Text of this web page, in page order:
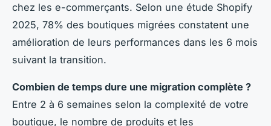
chez les e-commerçants. Selon une étude Shopify
2025, 78% des boutiques migrées constatent une
amélioration de leurs performances dans les 6 mois
suivant la transition.
Combien de temps dure une migration complète ?
Entre 2 à 6 semaines selon la complexité de votre
boutique, le nombre de produits et les